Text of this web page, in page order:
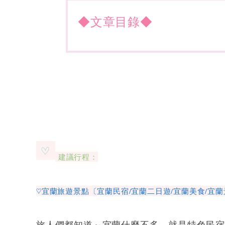
◆文章目錄◆
建議行程：
♡宜蘭旅遊景點〔宜蘭民宿/宜蘭二日遊/宜蘭美食/宜